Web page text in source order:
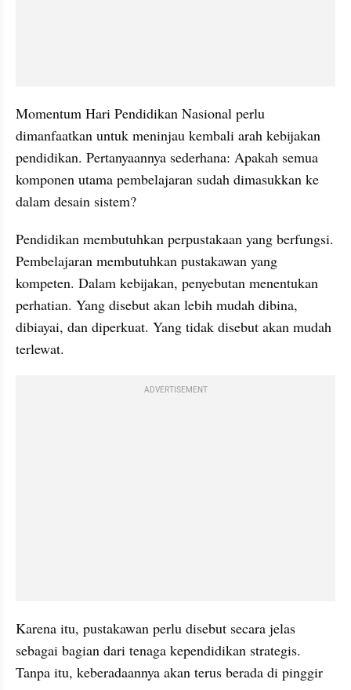
Momentum Hari Pendidikan Nasional perlu
dimanfaatkan untuk meninjau kembali arah kebijakan
pendidikan. Pertanyaannya sederhana: Apakah semua
komponen utama pembelajaran sudah dimasukkan ke
dalam desain sistem?
Pendidikan membutuhkan perpustakaan yang berfungsi.
Pembelajaran membutuhkan pustakawan yang
kompeten. Dalam kebijakan, penyebutan menentukan
perhatian. Yang disebut akan lebih mudah dibina,
dibiayai, dan diperkuat. Yang tidak disebut akan mudah
terlewat.
ADVERTISEMENT
Karena itu, pustakawan perlu disebut secara jelas
sebagai bagian dari tenaga kependidikan strategis.
Tanpa itu, keberadaannya akan terus berada di pinggir